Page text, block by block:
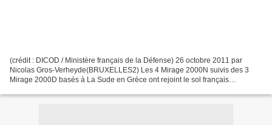
(crédit : DICOD / Ministère français de la Défense) 26 octobre 2011 par
Nicolas Gros-Verheyde(BRUXELLES2) Les 4 Mirage 2000N suivis des 3
Mirage 2000D basés à La Sude en Grèce ont rejoint le sol français